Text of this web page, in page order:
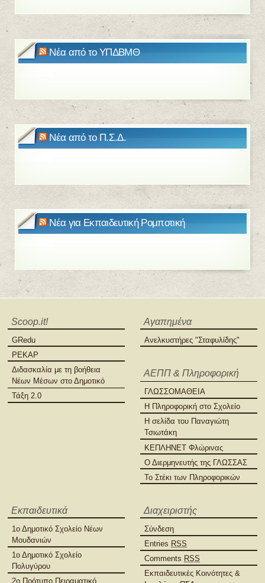
Νέα από το ΥΠΔΒΜΘ
Νέα από το Π.Σ.Δ.
Νέα για Εκπαιδευτική Ρομποτική
Scoop.it!
GRedu
PEKAP
Διδασκαλία με τη βοήθεια
Νέων Μέσων στο Δημοτικό
Τάξη 2.0
Αγαπημένα
Ανελκυστήρες "Σταφυλίδης"
ΑΕΠΠ & Πληροφορική
ΓΛΩΣΣΟΜΑΘΕΙΑ
Η Πληροφορική στο Σχολείο
Η σελίδα του Παναγιώτη
Τσιωτάκη
ΚΕΠΛΗΝΕΤ Φλώρινας
Ο Διερμηνευτής της ΓΛΩΣΣΑΣ
Το Στέκι των Πληροφορικών
Εκπαιδευτικά
1ο Δημοτικό Σχολείο Νέων
Μουδανιών
1ο Δημοτικό Σχολείο
Πολυγύρου
2ο Πρότυπο Πειραματικό
Διαχειριστής
Σύνδεση
Entries RSS
Comments RSS
Εκπαιδευτικές Κοινότητες &